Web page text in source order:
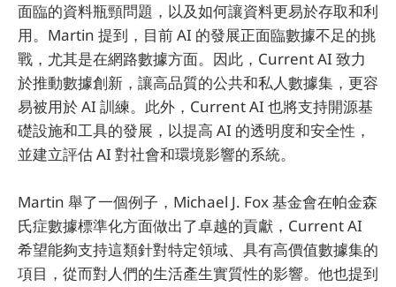
面臨的資料瓶頸問題，以及如何讓資料更易於存取和利
用。Martin 提到，目前 AI 的發展正面臨數據不足的挑
戰，尤其是在網路數據方面。因此，Current AI 致力
於推動數據創新，讓高品質的公共和私人數據集，更容
易被用於 AI 訓練。此外，Current AI 也將支持開源基
礎設施和工具的發展，以提高 AI 的透明度和安全性，
並建立評估 AI 對社會和環境影響的系統。
Martin 舉了一個例子，Michael J. Fox 基金會在帕金森
氏症數據標準化方面做出了卓越的貢獻，Current AI
希望能夠支持這類針對特定領域、具有高價值數據集的
項目，從而對人們的生活產生實質性的影響。他也提到